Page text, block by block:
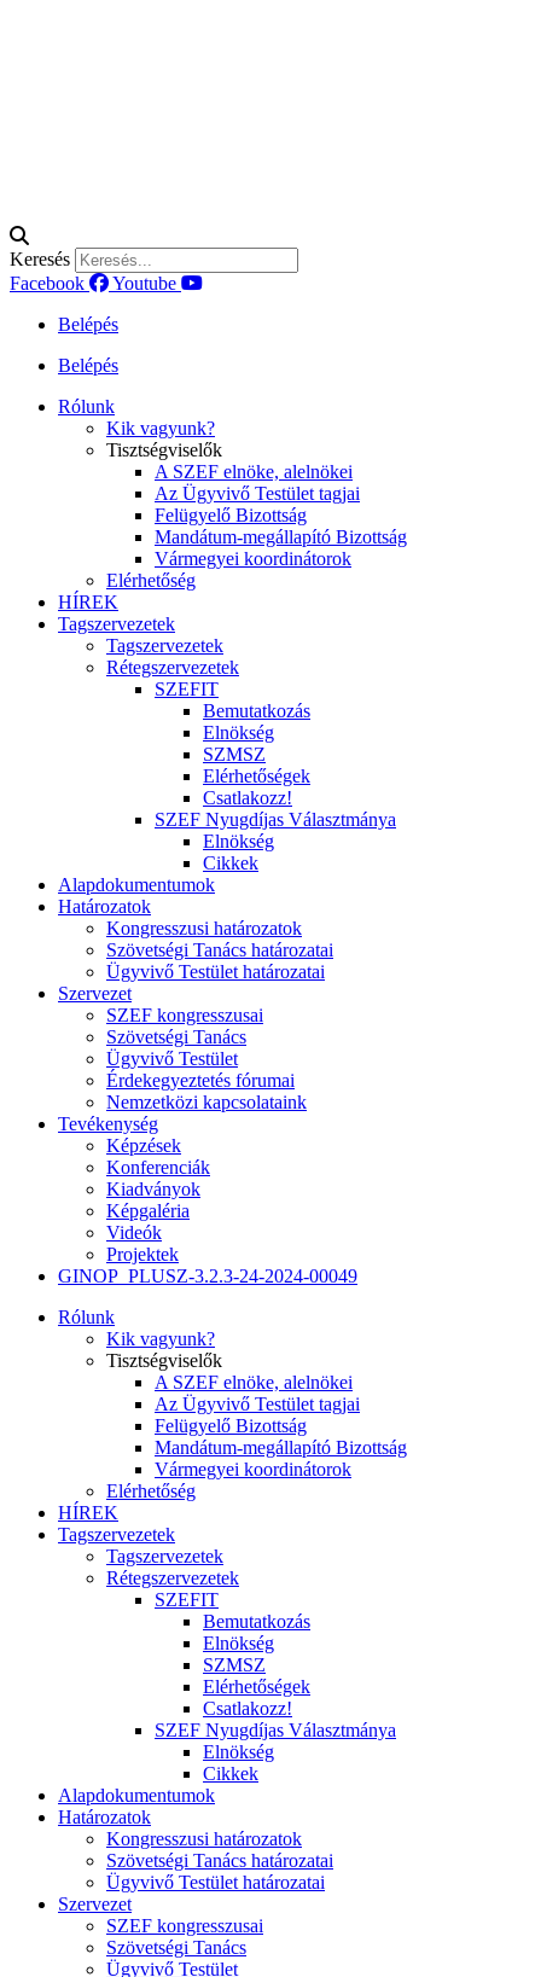
Keresés
Facebook
Youtube
Belépés
Belépés
Rólunk
Kik vagyunk?
Tisztségviselők
A SZEF elnöke, alelnökei
Az Ügyvivő Testület tagjai
Felügyelő Bizottság
Mandátum-megállapító Bizottság
Vármegyei koordinátorok
Elérhetőség
HÍREK
Tagszervezetek
Tagszervezetek
Rétegszervezetek
SZEFIT
Bemutatkozás
Elnökség
SZMSZ
Elérhetőségek
Csatlakozz!
SZEF Nyugdíjas Választmánya
Elnökség
Cikkek
Alapdokumentumok
Határozatok
Kongresszusi határozatok
Szövetségi Tanács határozatai
Ügyvivő Testület határozatai
Szervezet
SZEF kongresszusai
Szövetségi Tanács
Ügyvivő Testület
Érdekegyeztetés fórumai
Nemzetközi kapcsolataink
Tevékenység
Képzések
Konferenciák
Kiadványok
Képgaléria
Videók
Projektek
GINOP_PLUSZ-3.2.3-24-2024-00049
Rólunk
Kik vagyunk?
Tisztségviselők
A SZEF elnöke, alelnökei
Az Ügyvivő Testület tagjai
Felügyelő Bizottság
Mandátum-megállapító Bizottság
Vármegyei koordinátorok
Elérhetőség
HÍREK
Tagszervezetek
Tagszervezetek
Rétegszervezetek
SZEFIT
Bemutatkozás
Elnökség
SZMSZ
Elérhetőségek
Csatlakozz!
SZEF Nyugdíjas Választmánya
Elnökség
Cikkek
Alapdokumentumok
Határozatok
Kongresszusi határozatok
Szövetségi Tanács határozatai
Ügyvivő Testület határozatai
Szervezet
SZEF kongresszusai
Szövetségi Tanács
Ügyvivő Testület